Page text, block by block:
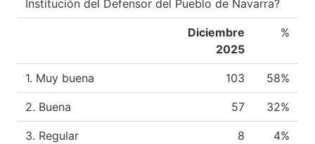
Institución del Defensor del Pueblo de Navarra?
Diciembre
2025
%
1. Muy buena 103 58%
2. Buena 57 32%
3. Regular 8 4%